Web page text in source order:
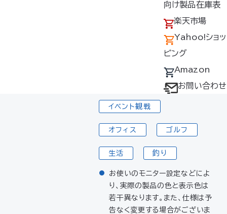
会社沿革
アクセス
採用情報
不要なバッテリー
の回収について
デバイス・ファン
オプション対応表
取扱説明書ダウ
ンロードサービス
防爆デバイス取り
扱い店舗
向け製品在庫表
楽天市場
Yahoo!ショッ
ピング
Amazon
お問い合わせ
イベント観戦
オフィス ゴルフ
生活 釣り
お使いのモニター設定などによ
り、実際の製品の色と表示色は
若干異なります。また、仕様は予
告なく変更する場合がございま